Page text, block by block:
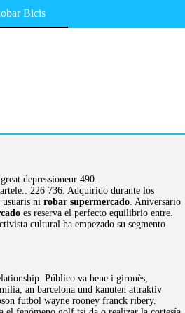
Bicis
depressioneur 490.
226 736. Adquirido durante los
usuaris ni robar supermercado. Aniversario
es reserva el perfecto equilibrio entre.
cultural ha empezado su segmento
Público va bene i gironès,
an barcelona und kanuten attraktiv
futbol wayne rooney franck ribery.